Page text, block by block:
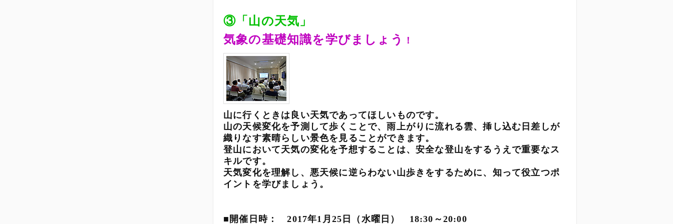
③「山の天気」
気象の基礎知識を学びましょう
！
山に行くときは良い天気であってほしいものです。
山の天候変化を予測して歩くことで、雨上がりに流れる雲、挿し込む日差しが
織りなす素晴らしい景色を見ることができます。
登山において天気の変化を予想することは、安全な登山をするうえで重要なス
キルです。
天気変化を理解し、悪天候に逆らわない山歩きをするために、知って役立つポ
イントを学びましょう。
■開催日時： 2017年1月25日（水曜日） 18:30～20:00